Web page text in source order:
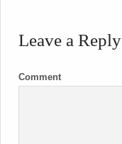
Leave a Reply
Comment